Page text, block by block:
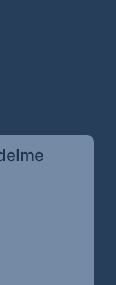
ugrik)
oldalra ugrik)